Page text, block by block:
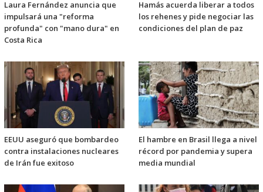
Laura Fernández anuncia que
impulsará una "reforma
profunda" con "mano dura" en
Costa Rica
Hamás acuerda liberar a todos
los rehenes y pide negociar las
condiciones del plan de paz
EEUU aseguró que bombardeo
contra instalaciones nucleares
de Irán fue exitoso
El hambre en Brasil llega a nivel
récord por pandemia y supera
media mundial